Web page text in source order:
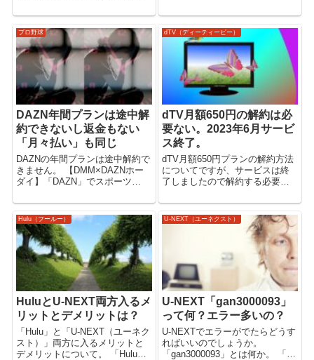
いなら、DAZN（ダゾーン）だけ
解約したい場合どうするかにつ
いて解説いたします。
【DMM×DAZNホーダイ】
「DAZN」...
ドラマ・韓流作品・スポーツや
ル作品の全話など、ここでし
プロ野球
DAZN年間プランは途中解
約できないし返金もない
「月々払い」も同じ
DAZNの年間プランは途中解約で
きません。 【DMM×DAZNホー
ダイ】「DAZN」でスポーツ
い・バラエティ・国内ドラマ＆
映画 【DMM×DAZNホーダイ】
DAZN「年間プラン」は途中解約
できない DAZNの...
dTV（ディーティービー）
dTV月額650円の解約は必
要ない。2023年6月サービ
ス終了。
dTV月額650円プランの解約方法
についてですが、サービスは終
了しましたので解約する必要は
ーは「Leminoプレミアム会員」
へ自動的に移行となりました。
解約するのであれば、「Lemino
プレミアム」を解約し...
Hulu（フールー）
HuluとU-NEXT両方入るメ
リットとデメリットは？
「Hulu」と「U-NEXT（ユーネク
スト）」両方に入るメリットと
デメリットについて。 「Hulu」
U-NEXT（ユーネクスト）
U-NEXT「gan3000093」
って何？エラー多いの？
U-NEXTでエラーがでたらどうす
ればいいのでしょうか。
「gan3000093」とは何か。 「U-